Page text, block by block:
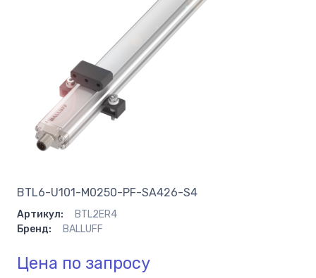
BTL6-U101-M0250-PF-SA426-S4
Артикул:
BTL2ER4
Бренд:
BALLUFF
Цена по запросу